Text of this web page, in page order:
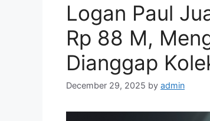
Logan Paul
Rp 88 M,
Dianggap
December 29, 2025 by admin